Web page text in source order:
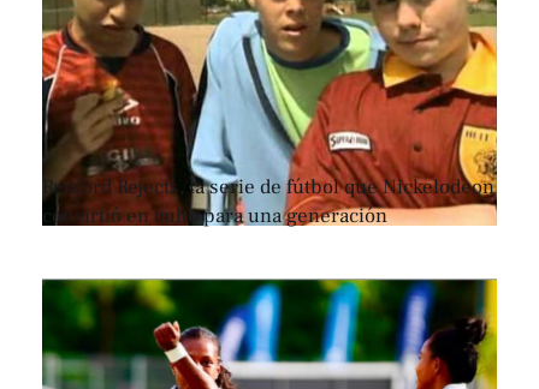
Renford Rejects, la serie de fútbol que Nickelodeon
convirtió en culto para una generación